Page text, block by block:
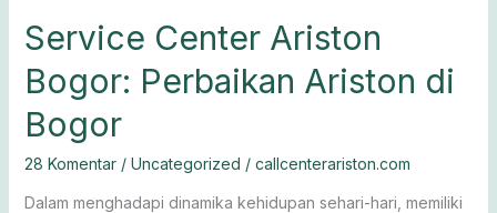
Service Center Ariston
Bogor: Perbaikan Ariston di
Bogor
28 Komentar / Uncategorized / callcenterariston.com
Dalam menghadapi dinamika kehidupan sehari-hari, memiliki